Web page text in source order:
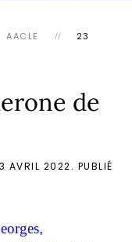
AACLE
23
de
AVRIL 2022. PUBLIÉ
,